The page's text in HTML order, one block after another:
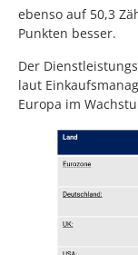
ebenso auf 50,3
Punkten besser.
Der
laut
Europa im